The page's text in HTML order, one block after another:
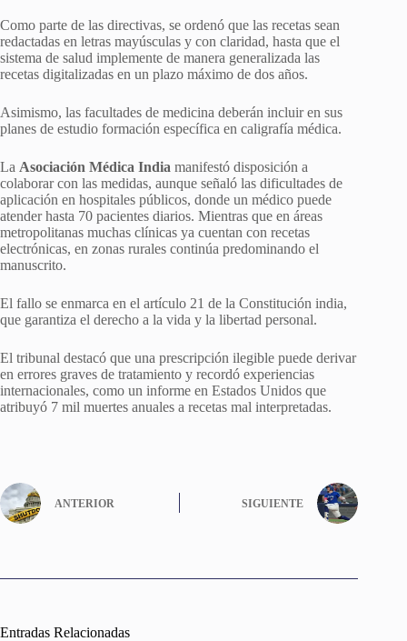
Como parte de las directivas, se ordenó que las recetas sean
redactadas en letras mayúsculas y con claridad, hasta que el
sistema de salud implemente de manera generalizada las
recetas digitalizadas en un plazo máximo de dos años.
Asimismo, las facultades de medicina deberán incluir en sus
planes de estudio formación específica en caligrafía médica.
La Asociación Médica India manifestó disposición a
colaborar con las medidas, aunque señaló las dificultades de
aplicación en hospitales públicos, donde un médico puede
atender hasta 70 pacientes diarios. Mientras que en áreas
metropolitanas muchas clínicas ya cuentan con recetas
electrónicas, en zonas rurales continúa predominando el
manuscrito.
El fallo se enmarca en el artículo 21 de la Constitución india,
que garantiza el derecho a la vida y la libertad personal.
El tribunal destacó que una prescripción ilegible puede derivar
en errores graves de tratamiento y recordó experiencias
internacionales, como un informe en Estados Unidos que
atribuyó 7 mil muertes anuales a recetas mal interpretadas.
ANTERIOR SIGUIENTE
Entradas Relacionadas